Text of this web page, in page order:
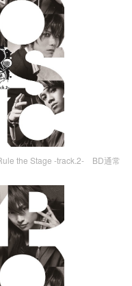
the Stage -track.2- BD通常